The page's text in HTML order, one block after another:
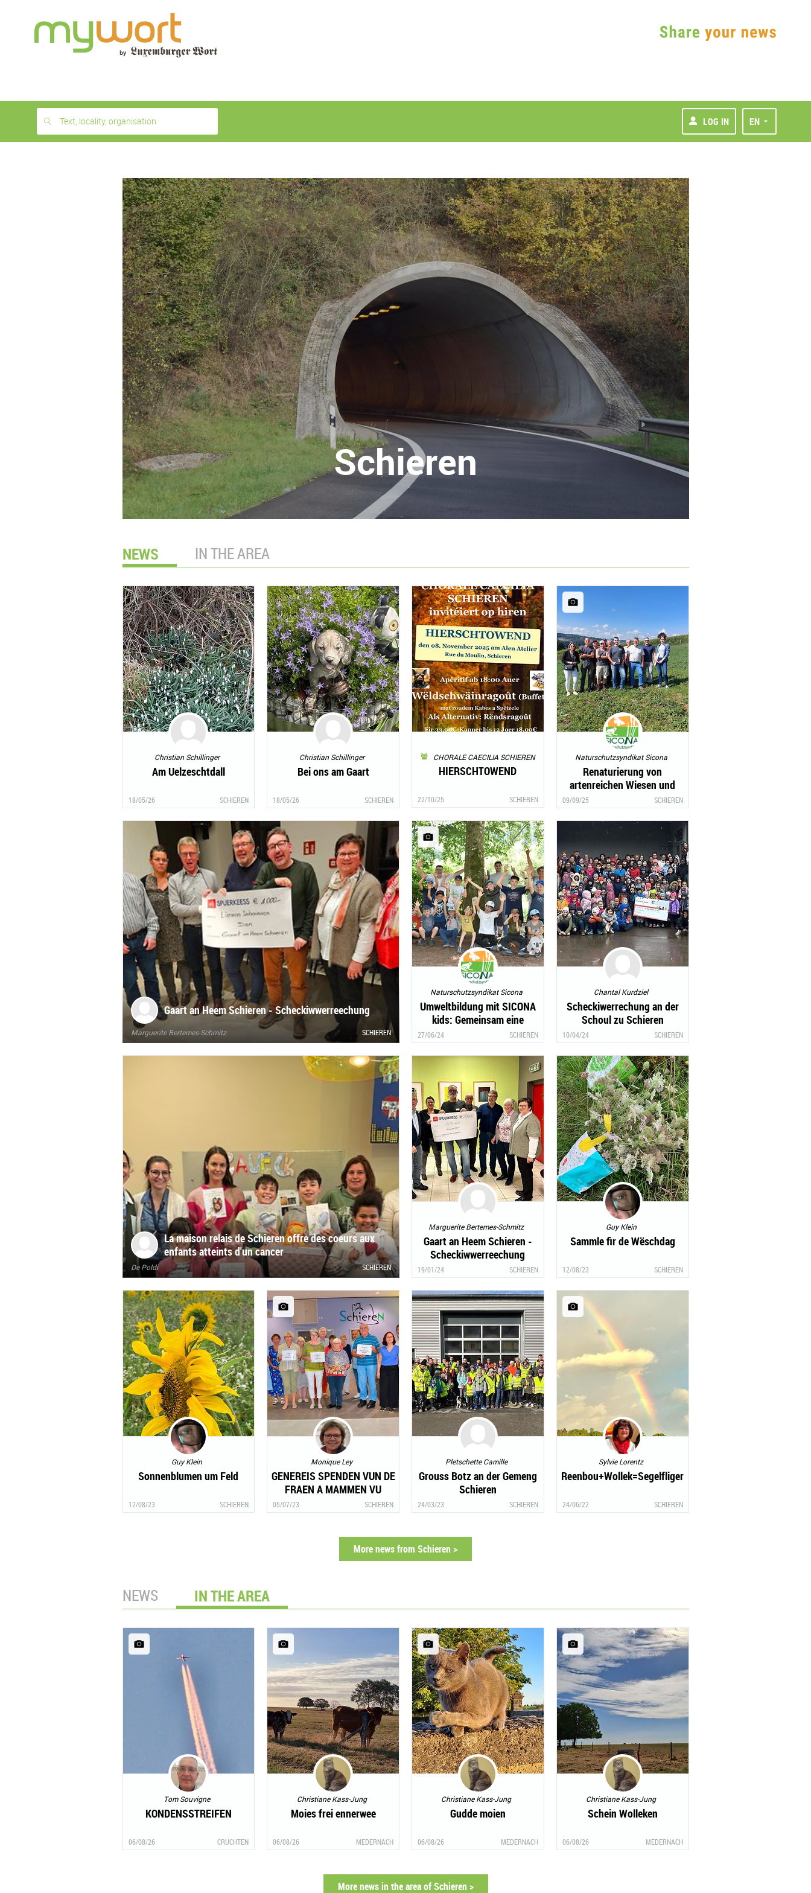
month
free
Text, locality, organisation LOG IN EN
Schieren
NEWS IN THE AREA
Christian Schillinger
Am Uelzeschtdall
18/05/26 SCHIEREN
Christian Schillinger
Bei ons am Gaart
18/05/26 SCHIEREN
CHORALE CAECILIA SCHIEREN
HIERSCHTOWEND
22/10/25 SCHIEREN
Naturschutzsyndikat Sicona
Renaturierung von
artenreichen Wiesen und
Weiden in Schieren
09/09/25 SCHIEREN
Gaart an Heem Schieren - Scheckiwwerreechung
Marguerite Bertemes-Schmitz SCHIEREN
Naturschutzsyndikat Sicona
Umweltbildung mit SICONA
kids: Gemeinsam eine
Murmelbahn bauen
27/06/24 SCHIEREN
Chantal Kurdziel
Scheckiwerrechung an der
Schoul zu Schieren
10/04/24 SCHIEREN
La maison relais de Schieren offre des coeurs aux
enfants atteints d'un cancer
De Poldi SCHIEREN
Marguerite Bertemes-Schmitz
Gaart an Heem Schieren -
Scheckiwwerreechung
19/01/24 SCHIEREN
Guy Klein
Sammle fir de Wëschdag
12/08/23 SCHIEREN
Guy Klein
Sonnenblumen um Feld
12/08/23 SCHIEREN
Monique Ley
GENEREIS SPENDEN VUN DE
FRAEN A MAMMEN VU
SCHIEREN VU 16.000,-€
05/07/23 SCHIEREN
Pletschette Camille
Grouss Botz an der Gemeng
Schieren
24/03/23 SCHIEREN
Sylvie Lorentz
Reenbou+Wollek=Segelfliger
24/06/22 SCHIEREN
More news from Schieren >
NEWS IN THE AREA
Tom Souvigne
KONDENSSTREIFEN
06/08/26 CRUCHTEN
Christiane Kass-Jung
Moies frei ennerwee
06/08/26 MEDERNACH
Christiane Kass-Jung
Gudde moien
06/08/26 MEDERNACH
Christiane Kass-Jung
Schein Wolleken
06/08/26 MEDERNACH
More news in the area of Schieren >